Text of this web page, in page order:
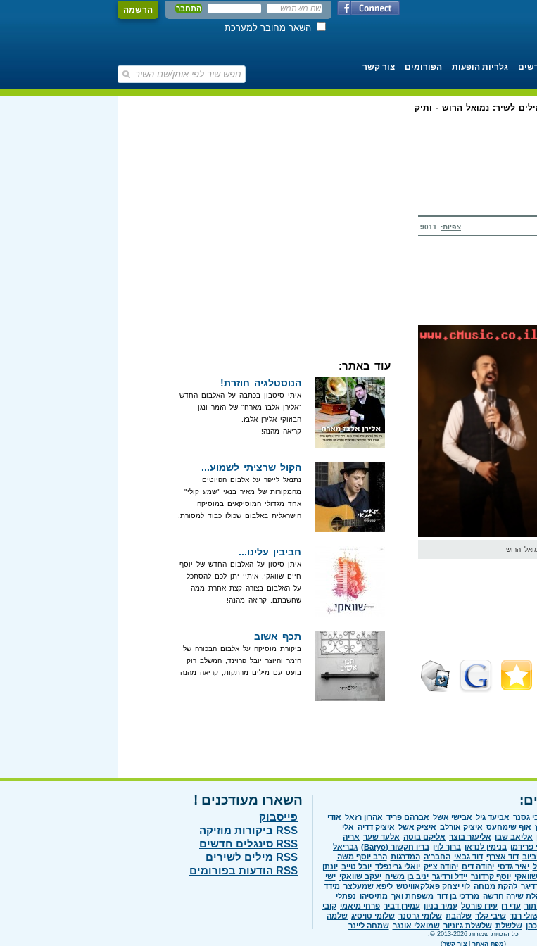
הרשמה
השאר מחובר למערכת
גלריות הופעות הפורומים צור קשר
לשיר: נמואל הרוש - ותיק
צפיות:
הרוש
עוד באתר:
הנוסטלגיה חוזרת!
איתי סיטבון בכתבה על האלבום החדש
"אלירן אלבז מארח" של הזמר ונגן
הבוזוקי אלירן אלבז.
קריאה מהנה!
הקול שרציתי לשמוע...
נתנאל לייפר על אלבום הפיוטים
מהמקורות של מאיר בנאי "שמע קולי"
אחד מגדולי המוסיקאים במוסיקה
הישראלית באלבום שכולו כבוד למסורת.
חביבין עלינו...
איתן סיטון על האלבום החדש של יוסף
חיים שוואקי, איתיי יתן לכם להסתכל
על האלבום בצורה קצת אחרת ממה
שחשבתם. קריאה מהנה!
תכף אשוב
ביקורת מוסיקה על אלבום הבכורה של
הזמר והיוצר יובל פרוינד, המשלב רוק
בועט עם מילים מרתקות, קריאה מהנה
גסנר אביעד גיל אבישי אשל אברהם פריד אהרון רזאל אודי
אוף שימחעס איציק אורלב איציק אשל איציק דדיה אלי
אליאב שבו אליעזר בוצר אליקם בוטה אלעד שער אריה
פרידמן בנימין לנדאו ברוך לוין בריו חקשור (Baryo)
גבריאל
דוד אצרף דוד גבאי החבר'ה המדרגות הרב יוסף משה
יאיר גדסי יהודה דים יהודה צ'יק יואלי גרינפלד יובל טייב יונתן
יוסף קרדונר יידל ורדיגר יניב בן משיח יעקב שוואקי ישי
להקת מנוחה לוי יצחק פאלקאוויטש ליפא שמעלצר מידד
שירה חדשה מרדכי בן דוד משפחת ואך מתיסיהו נפתלי
תור עדי רן עידו פורטל עמיר בניון עמירן דביר פרחי מיאמי קובי
רנד שיבי קלר שלהבת שלומי גרטנר שלומי טויסיג שלמה
שלשלת שלשלת ג'וניור שמואלי אונגר שמחה ליינר
השארו מעודכנים !
פייסבוק
RSS ביקורות מוזיקה
RSS סינגלים חדשים
RSS מילים לשירים
RSS הודעות בפורומים
כל הזכויות שמורות 2013-2026 ©.
(מפת האתר |צור קשר)